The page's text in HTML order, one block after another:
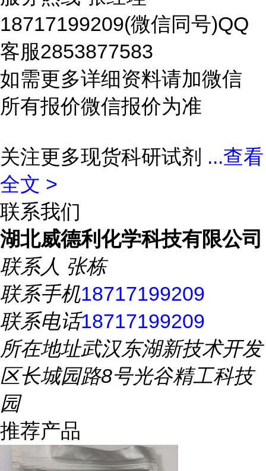
18717199209(微信同号)QQ
客服2853877583
如需更多详细资料请加微信
所有报价微信报价为准
关注更多现货科研试剂 ...查看
全文 >
联系我们
湖北威德利化学科技有限公司
联系人 张栋
联系手机18717199209
联系电话18717199209
所在地址武汉东湖新技术开发
区长城园路8号光谷精工科技
园
推荐产品